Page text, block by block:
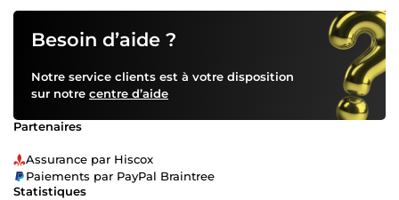
Besoin d’aide ?
Notre service clients est à votre disposition
sur notre centre d’aide
Partenaires
Assurance par Hiscox
Paiements par PayPal Braintree
Statistiques